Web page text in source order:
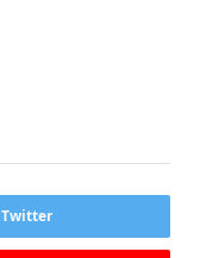
Twitter